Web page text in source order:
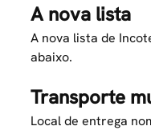
A nova lista
A nova lista de
abaixo.
Transporte
Local de entrega